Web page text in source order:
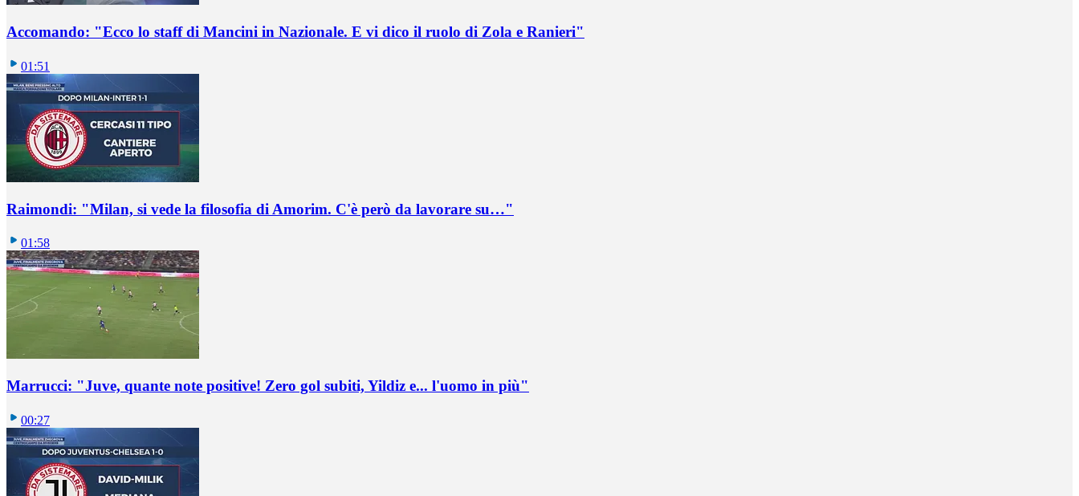
Accomando: "Ecco lo staff di Mancini in Nazionale. E vi dico il ruolo di Zola e Ranieri"
01:51
Raimondi: "Milan, si vede la filosofia di Amorim. C'è però da lavorare su…"
01:58
Marrucci: "Juve, quante note positive! Zero gol subiti, Yildiz e... l'uomo in più"
00:27